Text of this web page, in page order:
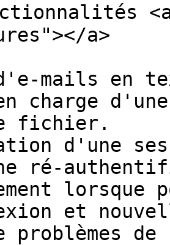
a>
mails en
charge
fichier.
d'une
ré-
lorsque
et
problèmes